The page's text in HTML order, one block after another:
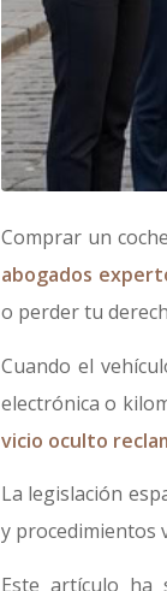
Comprar un
abogados
o perder tu
Cuando el
electrónica o
vicio oculto
La legislación
y procedimientos
Este artículo ha